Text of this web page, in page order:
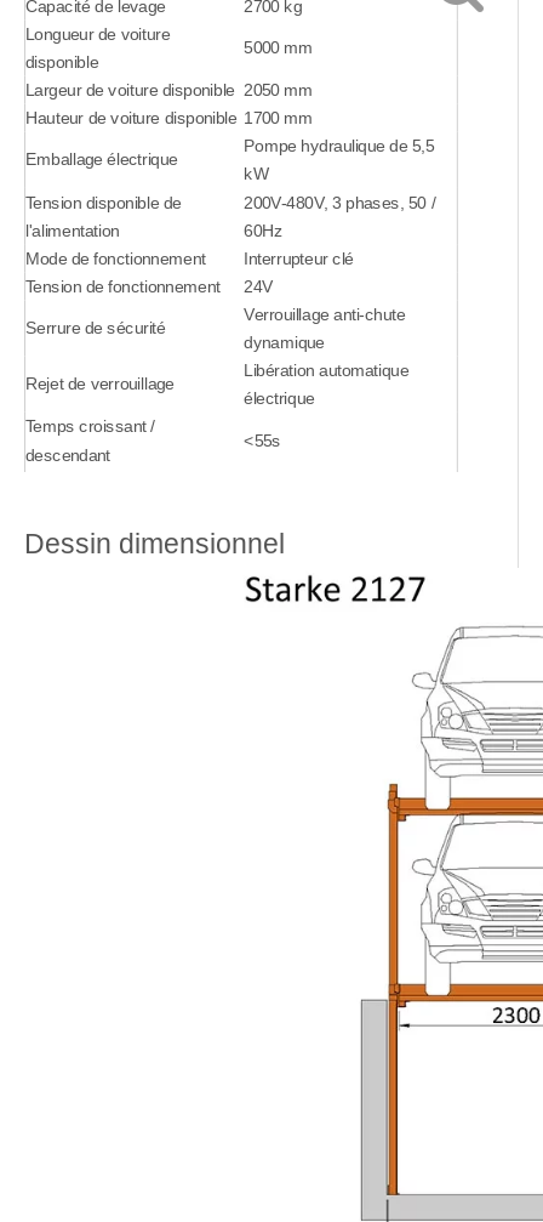
Capacité de levage
2700 kg
Longueur de voiture
disponible
5000 mm
Largeur de voiture disponible 2050 mm
Hauteur de voiture disponible 1700 mm
Emballage électrique
Pompe hydraulique de 5,5
kW
Tension disponible de
l'alimentation
200V-480V, 3 phases, 50 /
60Hz
Mode de fonctionnement
Interrupteur clé
Tension de fonctionnement
24V
Serrure de sécurité
Verrouillage anti-chute
dynamique
Rejet de verrouillage
Libération automatique
électrique
Temps croissant /
descendant
<55s
Dessin dimensionnel